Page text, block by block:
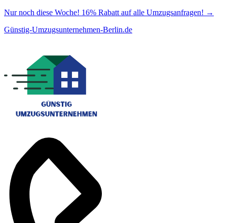
Nur noch diese Woche! 16% Rabatt auf alle Umzugsanfragen! →
Günstig-Umzugsunternehmen-Berlin.de